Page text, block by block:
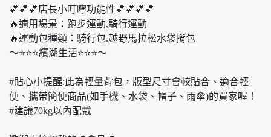
💕💕💕店長小叮嚀功能性💕💕💕💕
🔥適用場景：跑步運動,騎行運動
🔥運動包種類：騎行包.越野馬拉松水袋揹包
～⭐️⭐️⭐️繽湖生活⭐️⭐️⭐️～
#貼心小提醒:此為輕量背包，版型尺寸會較貼合、適合輕
便、攜帶簡便商品(如手機、水袋、帽子、雨傘)的買家喔！
#建議70kg以內配戴